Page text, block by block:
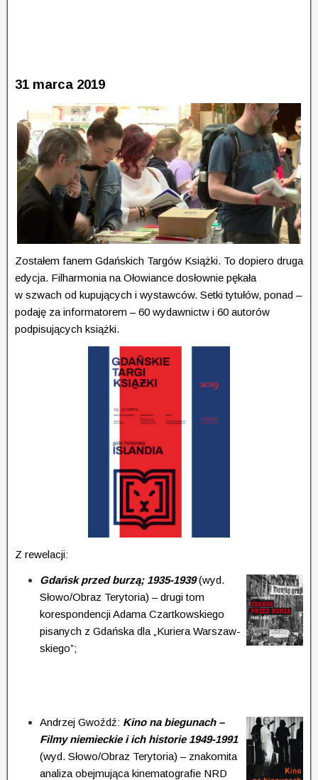
31 marca 2019
Zostałem fanem Gdańskich Targów Książki. To dopiero druga
edycja. Filharmonia na Ołowiance dosłow­nie pękała
w szwach od kupujących i wystawców. Setki tytułów, ponad –
podaję za informatorem – 60 wydawnictw i 60 autorów
podpisujących książki.
Z rewelacji:
Gdańsk przed burzą; 1935-1939(wyd.
Słowo/Obraz Terytoria) – drugi tom
korespondencji Adama Czartkowskiego
pisanych z Gdańska dla „Kuriera War­szaw­
skiego”;
Andrzej Gwoźdź: Kino na biegunach –
Filmy niemieckie i ich historie 1949-1991
(wyd. Słowo/Obraz Terytoria) – znakomita
analiza obejmująca kine­ma­to­gra­fie NRD